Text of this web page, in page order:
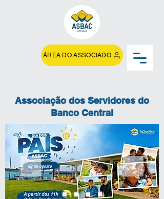
ÁREA DO ASSOCIADO
Associação dos Servidores do
Banco Central